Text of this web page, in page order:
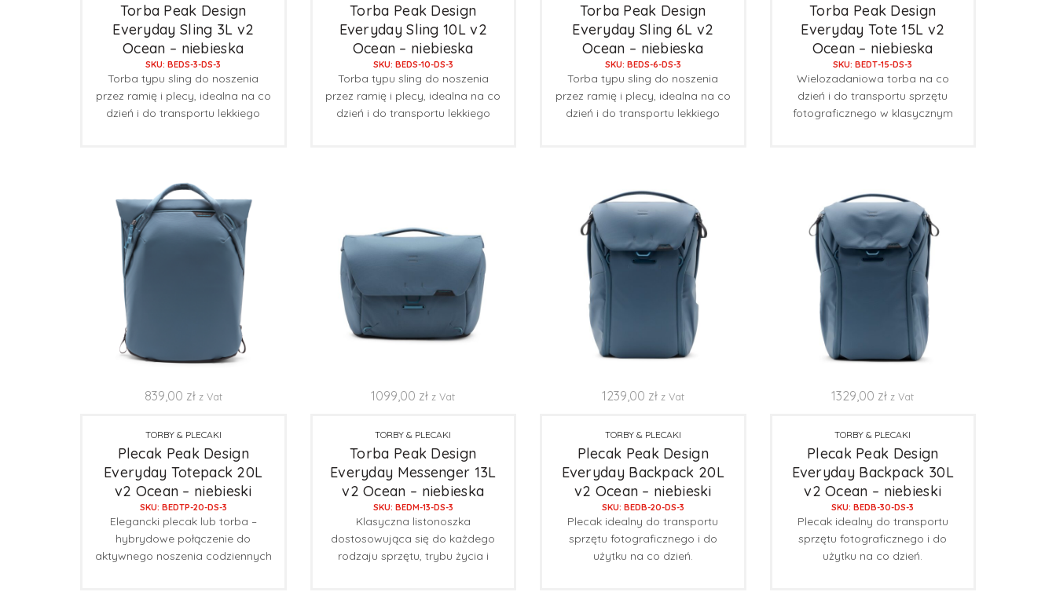
Torba Peak Design
Everyday Sling 3L v2
Ocean – niebieska
SKU: BEDS-3-DS-3
Torba typu sling do noszenia
przez ramię i plecy, idealna na co
dzień i do transportu lekkiego
Torba Peak Design
Everyday Sling 10L v2
Ocean – niebieska
SKU: BEDS-10-DS-3
Torba typu sling do noszenia
przez ramię i plecy, idealna na co
dzień i do transportu lekkiego
Torba Peak Design
Everyday Sling 6L v2
Ocean – niebieska
SKU: BEDS-6-DS-3
Torba typu sling do noszenia
przez ramię i plecy, idealna na co
dzień i do transportu lekkiego
Torba Peak Design
Everyday Tote 15L v2
Ocean – niebieska
SKU: BEDT-15-DS-3
Wielozadaniowa torba na co
dzień i do transportu sprzętu
fotograficznego w klasycznym
839,00 zł z Vat
TORBY & PLECAKI
Plecak Peak Design
Everyday Totepack 20L
v2 Ocean – niebieski
SKU: BEDTP-20-DS-3
Elegancki plecak lub torba –
hybrydowe połączenie do
aktywnego noszenia codziennych
1099,00 zł z Vat
TORBY & PLECAKI
Torba Peak Design
Everyday Messenger 13L
v2 Ocean – niebieska
SKU: BEDM-13-DS-3
Klasyczna listonoszka
dostosowująca się do każdego
rodzaju sprzętu, trybu życia i
1239,00 zł z Vat
TORBY & PLECAKI
Plecak Peak Design
Everyday Backpack 20L
v2 Ocean – niebieski
SKU: BEDB-20-DS-3
Plecak idealny do transportu
sprzętu fotograficznego i do
użytku na co dzień.
1329,00 zł z Vat
TORBY & PLECAKI
Plecak Peak Design
Everyday Backpack 30L
v2 Ocean – niebieski
SKU: BEDB-30-DS-3
Plecak idealny do transportu
sprzętu fotograficznego i do
użytku na co dzień.